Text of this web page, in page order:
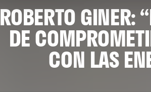
ROBERTO GINER:
DE
CON LAS